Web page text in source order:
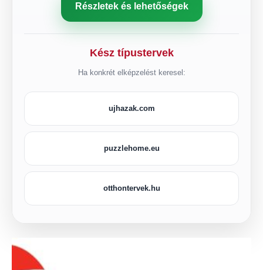
Részletek és lehetőségek
Kész típustervek
Ha konkrét elképzelést keresel:
ujhazak.com
puzzlehome.eu
otthontervek.hu